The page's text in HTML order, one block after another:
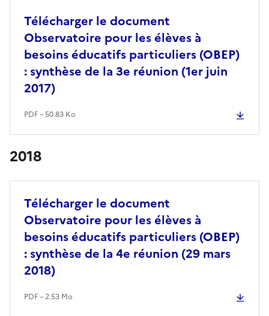
Télécharger le document
Observatoire pour les élèves à
besoins éducatifs particuliers (OBEP)
: synthèse de la 3e réunion (1er juin
2017)
PDF – 50.83 Ko
2018
Télécharger le document
Observatoire pour les élèves à
besoins éducatifs particuliers (OBEP)
: synthèse de la 4e réunion (29 mars
2018)
PDF – 2.53 Mo